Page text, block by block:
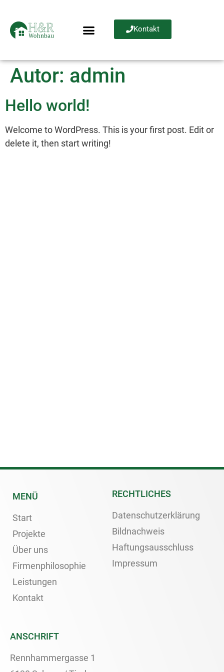
Kontakt
Autor: admin
Hello world!
Welcome to WordPress. This is your first post. Edit or
delete it, then start writing!
MENÜ
Start
Projekte
Über uns
Firmenphilosophie
Leistungen
Kontakt
RECHTLICHES
Datenschutzerklärung
Bildnachweis
Haftungsausschluss
Impressum
ANSCHRIFT
Rennhammergasse 1